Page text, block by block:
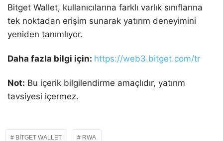
Bitget Wallet, kullanıcılarına farklı varlık sınıflarına
tek noktadan erişim sunarak yatırım deneyimini
yeniden tanımlıyor.
Daha fazla bilgi için: https://web3.bitget.com/tr
Not: Bu içerik bilgilendirme amaçlıdır, yatırım
tavsiyesi içermez.
BITGET WALLET RWA